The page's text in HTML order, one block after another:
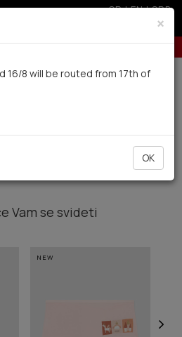
GR|EN|SRB
porudžbine preko 4.000 dinara
od 10 radnih dana
Filter
Vam se svideti
NEW
×
16/8 will be routed from 17th of
OK